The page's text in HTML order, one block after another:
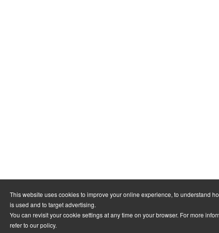
This website uses cookies to improve your online experience, to understand
is used and to target advertising.
You can revisit your cookie settings at any time on your browser. For more
refer to our policy.